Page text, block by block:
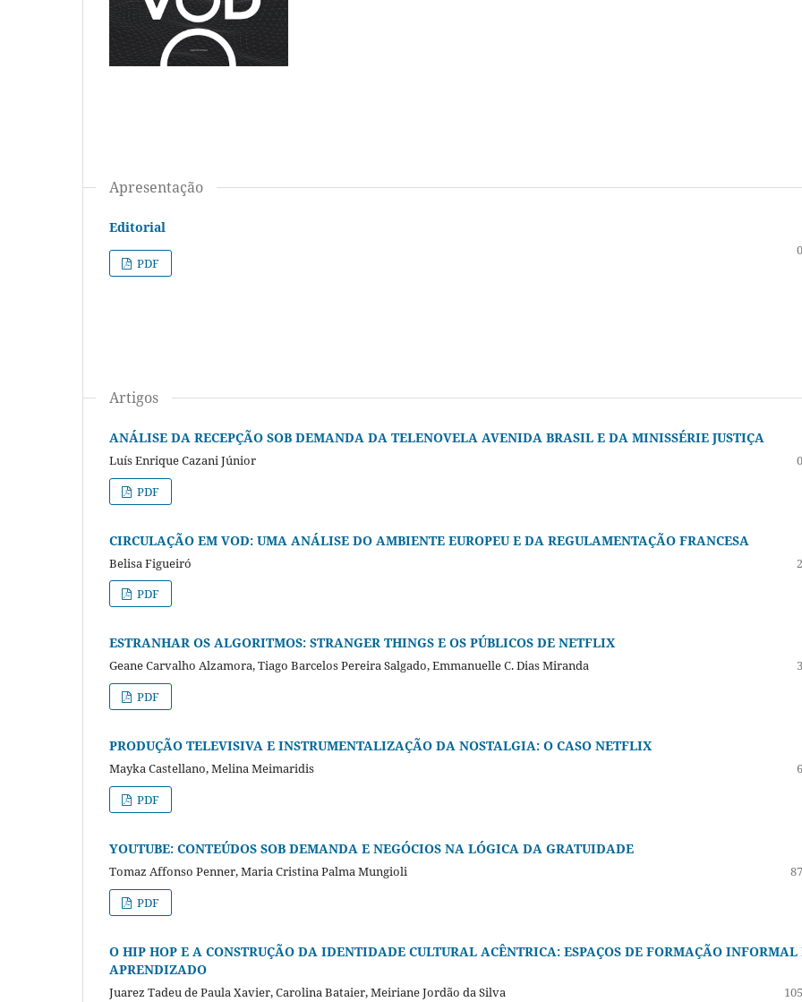
Apresentação
Editorial
PDF
Artigos
ANÁLISE DA RECEPÇÃO SOB DEMANDA DA TELENOVELA AVENIDA BRASIL E DA MINISSÉRIE JUSTIÇA
Luís Enrique Cazani Júnior
PDF
CIRCULAÇÃO EM VOD: UMA ANÁLISE DO AMBIENTE EUROPEU E DA REGULAMENTAÇÃO FRANCESA
Belisa Figueiró
PDF
ESTRANHAR OS ALGORITMOS: STRANGER THINGS E OS PÚBLICOS DE NETFLIX
Geane Carvalho Alzamora, Tiago Barcelos Pereira Salgado, Emmanuelle C. Dias Miranda
PDF
PRODUÇÃO TELEVISIVA E INSTRUMENTALIZAÇÃO DA NOSTALGIA: O CASO NETFLIX
Mayka Castellano, Melina Meimaridis
PDF
YOUTUBE: CONTEÚDOS SOB DEMANDA E NEGÓCIOS NA LÓGICA DA GRATUIDADE
Tomaz Affonso Penner, Maria Cristina Palma Mungioli
PDF
O HIP HOP E A CONSTRUÇÃO DA IDENTIDADE CULTURAL ACÊNTRICA: ESPAÇOS DE FORMAÇÃO INFORMAL
APRENDIZADO
Juarez Tadeu de Paula Xavier, Carolina Bataier, Meiriane Jordão da Silva